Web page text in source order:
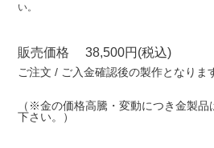
い。
販売価格 38,500円(税込)
ご注文 / ご入金確認後の製作となりま
（※金の価格高騰・変動につき金製
下さい。）